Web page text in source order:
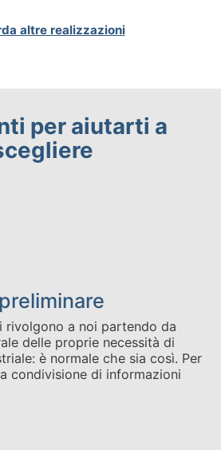
altre realizzazioni
per aiutarti a
rivolgono a noi partendo da
delle proprie necessità di
è normale che sia così. Per
condivisione di informazioni